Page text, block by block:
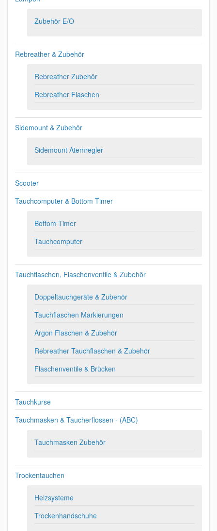
Zubehör E/O
Rebreather & Zubehör
Rebreather Zubehör
Rebreather Flaschen
Sidemount & Zubehör
Sidemount Atemregler
Scooter
Tauchcomputer & Bottom Timer
Bottom Timer
Tauchcomputer
Tauchflaschen, Flaschenventile & Zubehör
Doppeltauchgeräte & Zubehör
Tauchflaschen Markierungen
Argon Flaschen & Zubehör
Rebreather Tauchflaschen & Zubehör
Flaschenventile & Brücken
Tauchkurse
Tauchmasken & Taucherflossen - (ABC)
Tauchmasken Zubehör
Trockentauchen
Heizsysteme
Trockenhandschuhe